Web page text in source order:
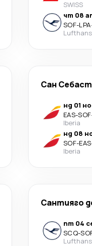
SWISS
чт 08
SOF-LPA·
Сан
нд 01
EAS-SOF·
Iberia
нд 08
SOF-EAS·
Iberia
Сантияго
пт 04
SCQ-